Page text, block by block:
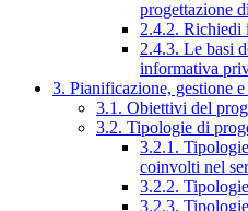
progettazione
2.4.2. Richiedi
2.4.3. Le basi
informativa
3. Pianificazione, gestione e
3.1. Obiettivi del
3.2. Tipologie di
3.2.1.
coinvolti nel
3.2.2.
3.2.3.